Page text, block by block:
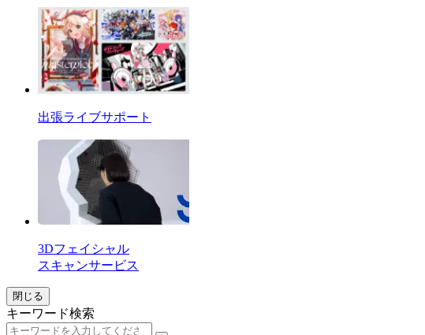
出張ライブサポート
3Dフェイシャル
スキャンサービス
閉じる
キーワード検索